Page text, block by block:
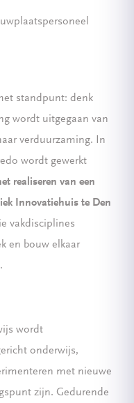
standpunt: denk
wordt uitgegaan van
verduurzaming. In
wordt gewerkt
realiseren van een
Innovatiehuis te Den
vakdisciplines
en bouw elkaar
wordt
onderwijs,
met nieuwe
zijn. Gedurende